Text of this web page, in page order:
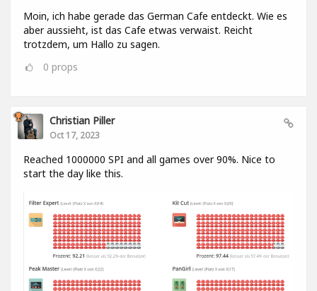
Moin, ich habe gerade das German Cafe entdeckt. Wie es
aber aussieht, ist das Cafe etwas verwaist. Reicht
trotzdem, um Hallo zu sagen.
0 props
Christian Piller
Oct 17, 2023
Reached 1000000 SPI and all games over 90%. Nice to
start the day like this.